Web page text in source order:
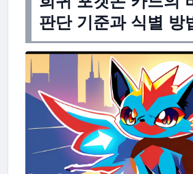
판단 기준과 식별 방